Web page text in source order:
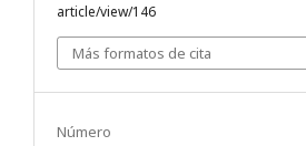
article/view/146
Más formatos de cita
Número